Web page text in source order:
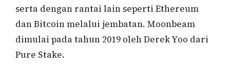
serta dengan rantai lain seperti Ethereum
dan Bitcoin melalui jembatan. Moonbeam
dimulai pada tahun 2019 oleh Derek Yoo dari
Pure Stake.